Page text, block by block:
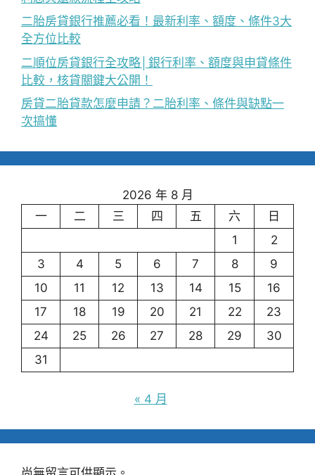
二胎房貸銀行推薦必看！最新利率、額度、條件3大
全方位比較
二順位房貸銀行全攻略│銀行利率、額度與申貸條件
比較，核貸關鍵大公開！
房貸二胎貸款怎麼申請？二胎利率、條件與缺點一
次搞懂
2026 年 8 月
一
二 三 四 五 六
日
1
2
3
4 5 6 7 8
9
10
11 12 13 14 15
16
17
18 19 20 21 22
23
24
25 26 27 28 29
30
31
« 4 月